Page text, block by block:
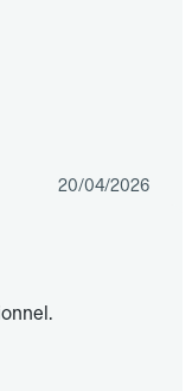
20/04/2026